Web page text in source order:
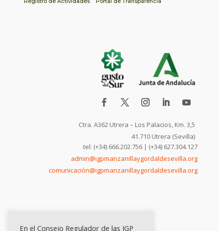
Ctra. A362 Utrera – Los Palacios, Km. 3,5
41.710 Utrera (Sevilla)
tel: (+34) 666.202.756 | (+34) 627.304.127
admin@igpmanzanillaygordaldesevilla.org
comunicación@igpmanzanillaygordaldesevilla.org
En el Consejo Regulador de las IGP